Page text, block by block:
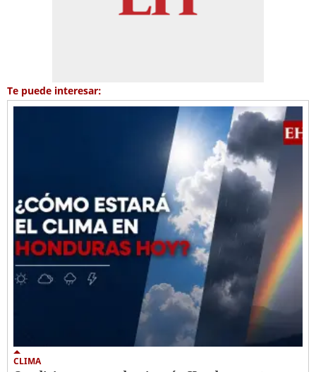
Te puede interesar:
CLIMA